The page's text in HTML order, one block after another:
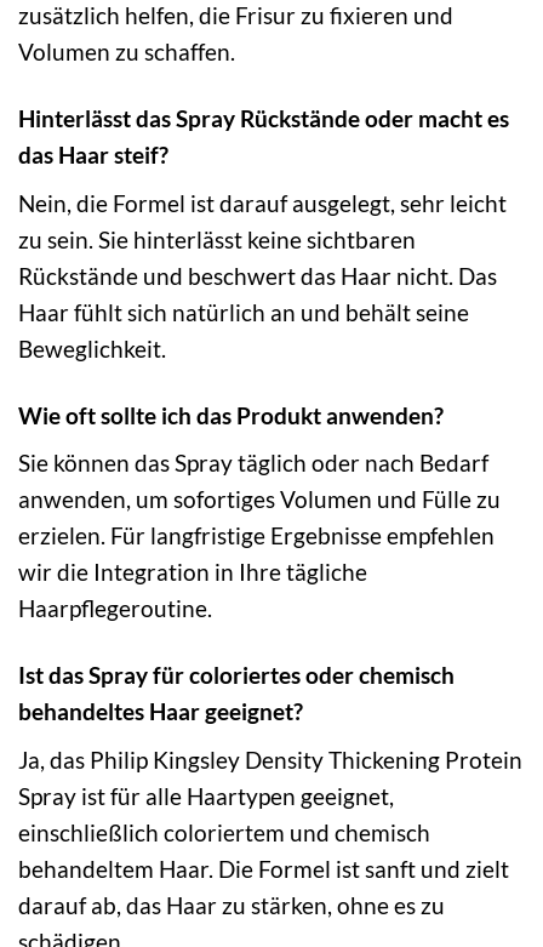
zusätzlich helfen, die Frisur zu fixieren und
Volumen zu schaffen.
Hinterlässt das Spray Rückstände oder macht es
das Haar steif?
Nein, die Formel ist darauf ausgelegt, sehr leicht
zu sein. Sie hinterlässt keine sichtbaren
Rückstände und beschwert das Haar nicht. Das
Haar fühlt sich natürlich an und behält seine
Beweglichkeit.
Wie oft sollte ich das Produkt anwenden?
Sie können das Spray täglich oder nach Bedarf
anwenden, um sofortiges Volumen und Fülle zu
erzielen. Für langfristige Ergebnisse empfehlen
wir die Integration in Ihre tägliche
Haarpflegeroutine.
Ist das Spray für coloriertes oder chemisch
behandeltes Haar geeignet?
Ja, das Philip Kingsley Density Thickening Protein
Spray ist für alle Haartypen geeignet,
einschließlich coloriertem und chemisch
behandeltem Haar. Die Formel ist sanft und zielt
darauf ab, das Haar zu stärken, ohne es zu